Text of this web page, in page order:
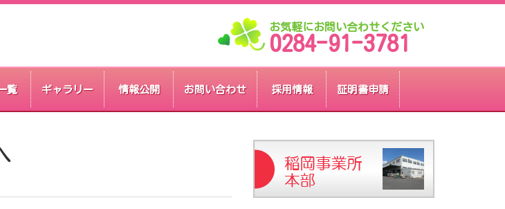
お気軽にお問い合わせください
0284-91-3781
覧 ギャラリー 情報公開 お問い合わせ 採用情報 証明書申請